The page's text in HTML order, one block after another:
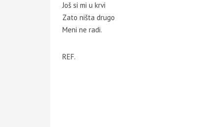
Još si mi u krvi
Zato ništa drugo
Meni ne radi.
REF.